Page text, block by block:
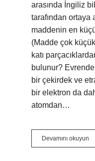
arasında İngiliz
tarafından ortaya
maddenin en
(Madde çok
katı
bulunur?
bir çekirdek ve
bir elektron da
atomdan…
Devamını okuyun